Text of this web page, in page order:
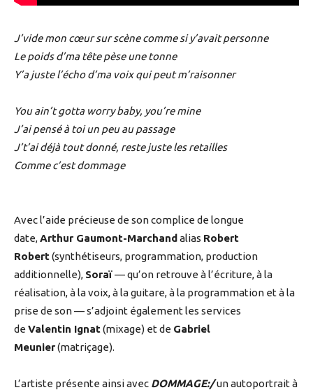
J’vide mon cœur sur scène comme si y’avait personne
Le poids d’ma tête pèse une tonne
Y’a juste l’écho d’ma voix qui peut m’raisonner
You ain’t gotta worry baby, you’re mine
J’ai pensé à toi un peu au passage
J’t’ai déjà tout donné, reste juste les retailles
Comme c’est dommage
Avec l’aide précieuse de son complice de longue
date,Arthur Gaumont-Marchandalias Robert
Robert(synthétiseurs, programmation, production
additionnelle), Soraï— qu’on retrouve à l’écriture, à la
réalisation, à la voix, à la guitare, à la programmation et à la
prise de son — s’adjoint également les services
de Valentin Ignat(mixage) et de Gabriel
Meunier(matriçage).
L’artiste présente ainsi avec DOMMAGE:/un autoportrait à